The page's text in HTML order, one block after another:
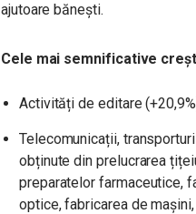
ajutoare bănești.
Cele mai semnificative
Activități de editare
Telecomunicații,
obținute din prelucrarea
preparatelor farmaceutice,
optice, fabricarea de